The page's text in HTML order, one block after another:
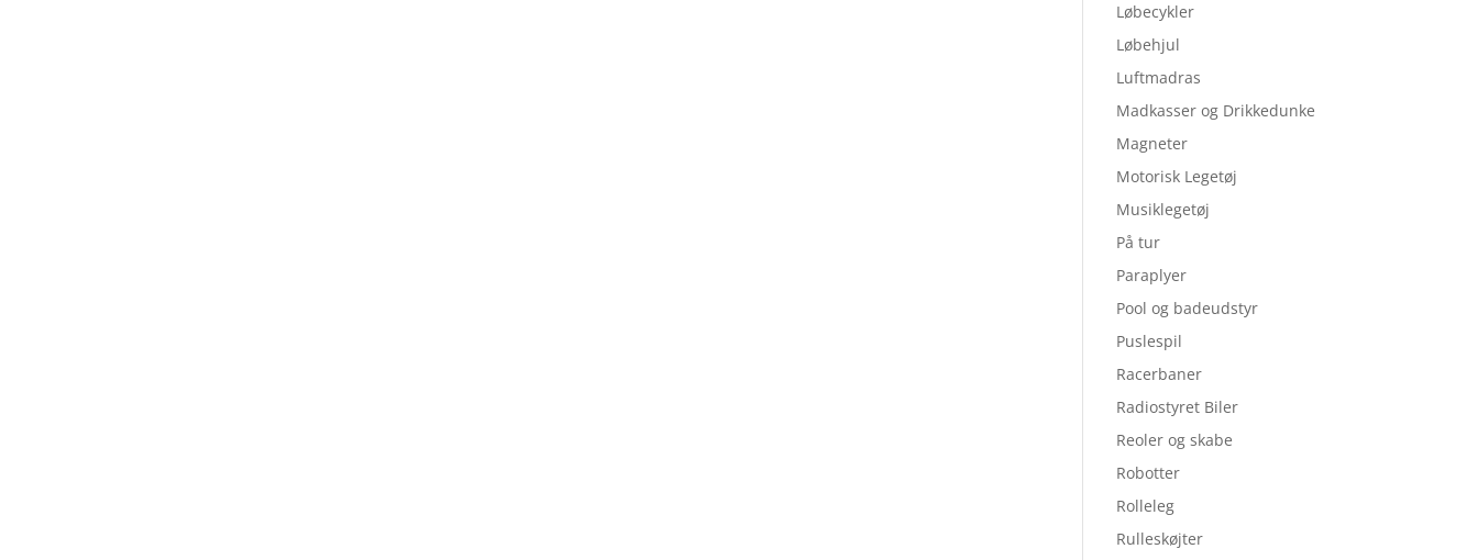
Løbecykler
Løbehjul
Luftmadras
Madkasser og Drikkedunke
Magneter
Motorisk Legetøj
Musiklegetøj
På tur
Paraplyer
Pool og badeudstyr
Puslespil
Racerbaner
Radiostyret Biler
Reoler og skabe
Robotter
Rolleleg
Rulleskøjter